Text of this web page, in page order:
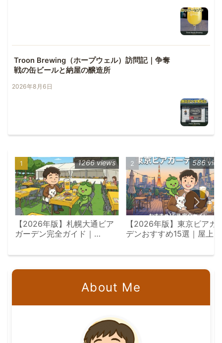
Troon Brewing（ホープウェル）訪問記｜争奪
戦の缶ビールと納屋の醸造所
2026年8月6日
【2026年版】札幌大通ビア
ガーデン完全ガイド｜
1266 views
【2026年版】東京ビアガ
デンおすすめ15選｜屋上
イド
586
About Me